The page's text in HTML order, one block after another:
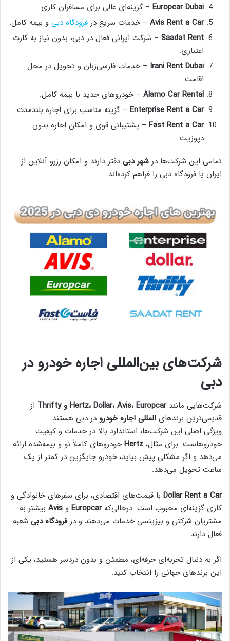
Europcar Dubai – گزینه‌ای عالی برای مسافران کاری.
Avis Rent a Car – خدمات سریع در فرودگاه دبی و بیمه کامل.
Saadat Rent – شرکت ایرانی فعال در دبی، بدون نیاز به کارت
اعتباری.
Irani Rent Dubai – خدمات فارسی‌زبان و تحویل در محل
اقامت.
Alamo Car Rental – خودروهای جدید با بیمه کامل.
Enterprise Rent a Car – گزینه مناسب برای اجاره بلندمدت.
Fast Rent a Car – پشتیبانی قوی و امکان اجاره بدون
دپوزیت.
تمامی این شرکت‌ها در شهر دبی دفتر دارند و امکان رزرو آنلاین از
ایران یا فرودگاه دبی را فراهم کرده‌اند.
شرکت‌های بین‌المللی اجاره خودرو در
دبی
شرکت‌هایی مانندHertz، Dollar، Avis، Europcar و Thrifty
از
قدیمی‌ترین برندهای المللی اجاره خودرو در دبی هستند.
ویژگی اصلی این شرکت‌ها، استاندارد بالا در خدمات و کیفیت
خودروهاست. برای مثال، Hertzخودروهای کاملاً نو و بیمه‌شده ارائه
می‌دهد و اگر مشکلی پیش بیاید، خودرو جایگزین در کمتر از یک
ساعت تحویل می‌دهد.
Dollar Rent a Car با قیمت‌های اقتصادی، برای سفرهای خانوادگی و
کاری گزینه‌ای محبوب است. درحالی‌کهEuropcar و Avis بیشتر به
مشتریان شرکتی و بیزینسی خدمات می‌دهند و درفرودگاه دبی شعبه
فعال دارند.
اگر به دنبال تجربه‌ای حرفه‌ای، مطمئن و بدون دردسر هستید، یکی از
این برندهای جهانی را انتخاب کنید.